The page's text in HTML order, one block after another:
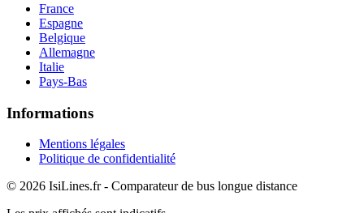
France
Espagne
Belgique
Allemagne
Italie
Pays-Bas
Informations
Mentions légales
Politique de confidentialité
© 2026 IsiLines.fr - Comparateur de bus longue distance